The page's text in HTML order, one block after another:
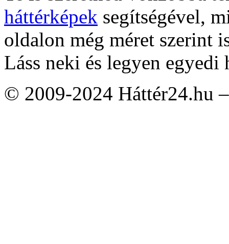
háttérképek segítségével,
oldalon még méret szerint
Láss neki és legyen egyedi
© 2009-2024 Háttér24.hu